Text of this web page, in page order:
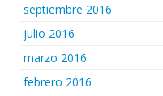
septiembre 2016
julio 2016
marzo 2016
febrero 2016